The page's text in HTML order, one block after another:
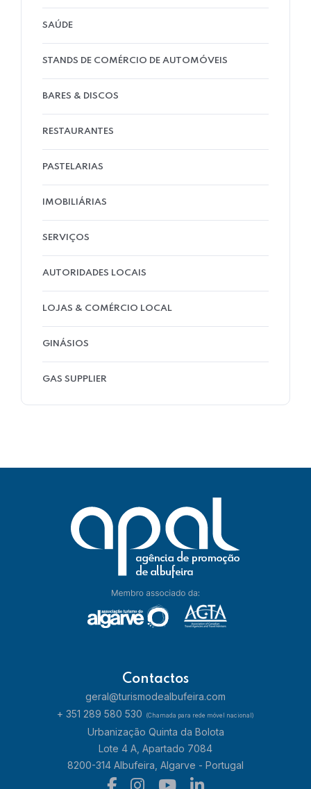
SAÚDE
STANDS DE COMÉRCIO DE AUTOMÓVEIS
BARES & DISCOS
RESTAURANTES
PASTELARIAS
IMOBILIÁRIAS
SERVIÇOS
AUTORIDADES LOCAIS
LOJAS & COMÉRCIO LOCAL
GINÁSIOS
GAS SUPPLIER
Contactos
geral@turismodealbufeira.com
+ 351 289 580 530
(Chamada para rede móvel nacional)
Urbanização Quinta da Bolota
Lote 4 A, Apartado 7084
8200-314 Albufeira, Algarve - Portugal